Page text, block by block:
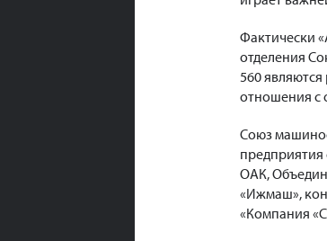
Фактически
отделения
560
отношения с
Союз
предприятия
ОАК,
«Ижмаш»,
«Компания